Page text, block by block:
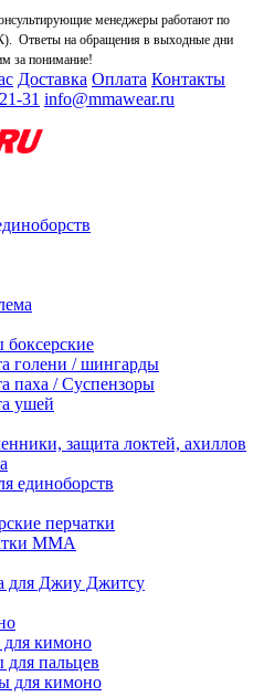
менеджеры работают по
Ответы на обращения в выходные дни
за понимание!
Доставка Оплата Контакты
31 info@mmawear.ru
боксерские
голени / шингарды
паха / Суспензоры
ушей
защита локтей, ахиллов
единоборств
перчатки
ММА
для Джиу Джитсу
для кимоно
для пальцев
для кимоно